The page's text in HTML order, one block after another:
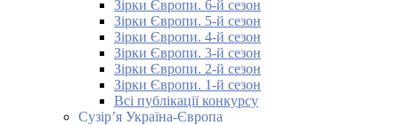
Зірки Європи. 6-й сезон
Зірки Європи. 5-й сезон
Зірки Європи. 4-й сезон
Зірки Європи. 3-й сезон
Зірки Європи. 2-й сезон
Зірки Європи. 1-й сезон
Всі публікації конкурсу
Сузір’я Україна-Європа